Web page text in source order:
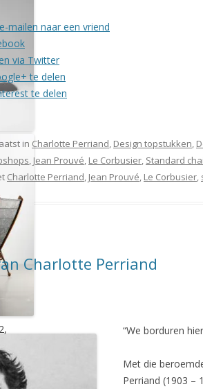
mailen naar een vriend
via Twitter
te delen
te delen
in Charlotte Perriand, Design topstukken,
, Jean Prouvé, Le Corbusier, Standard
Charlotte Perriand, Jean Prouvé, Le Corbusier,
Charlotte Perriand
“We borduren
Met die
Perriand (1903 –